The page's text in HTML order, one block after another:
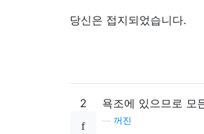
당신은 접지되었습니다.
2 욕조에 있으므로 모
꺼진